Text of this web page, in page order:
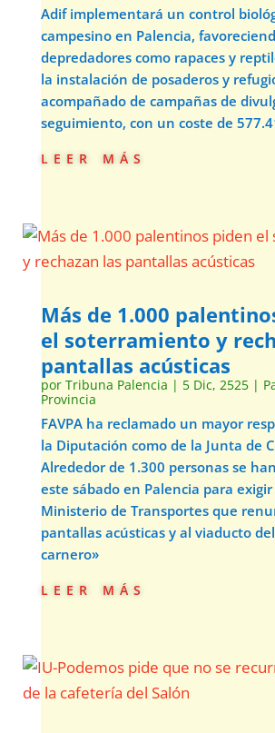
Adif implementará un control
campesino en Palencia,
depredadores como rapaces y
la instalación de posaderos y
acompañado de campañas de
seguimiento, con un coste de
leer más
Más de 1.000
el soterramiento y
pantallas acústicas
por Tribuna Palencia | 5 Dic, 2525|
Provincia
FAVPA ha reclamado un mayor
la Diputación como de la Junta de
Alrededor de 1.300 personas se
este sábado en Palencia para
Ministerio de Transportes que
pantallas acústicas y al viaducto
carnero»
leer más